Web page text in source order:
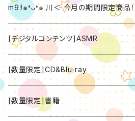
m9ﾘ๑❛ᴗ❛๑ 川＜ 今月の期間限定商品！
[デジタルコンテンツ]ASMR
[数量限定]CD&Blu-ray
[数量限定]書籍